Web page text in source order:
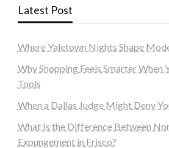
Latest Post
Where Yaletown Nights Shape
Why Shopping Feels Smarter When
Tools
When a Dallas Judge Might Deny
What Is the Difference Between
Expungement in Frisco?